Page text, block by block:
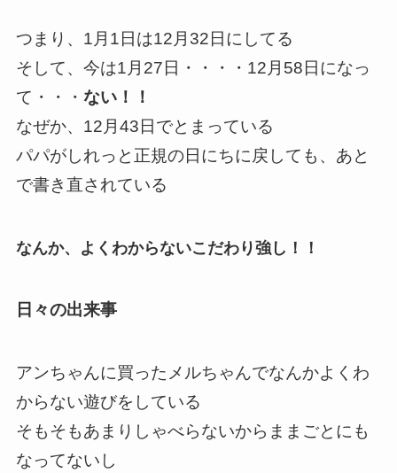
つまり、1月1日は12月32日にしてる
そして、今は1月27日・・・・12月58日になっ
て・・・ ない！！
なぜか、12月43日でとまっている
パパがしれっと正規の日にちに戻しても、あと
で書き直されている
なんか、よくわからないこだわり強し！！
日々の出来事
アンちゃんに買ったメルちゃんでなんかよくわ
からない遊びをしている
そもそもあまりしゃべらないからままごとにも
なってないし